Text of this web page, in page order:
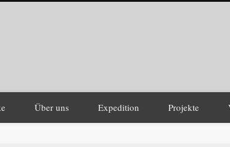
Über uns Expedition Projekte